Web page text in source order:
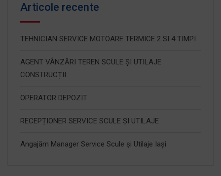
Articole recente
TEHNICIAN SERVICE MOTOARE TERMICE 2 SI 4 TIMPI
AGENT VÂNZĂRI TEREN SCULE ȘI UTILAJE
CONSTRUCȚII
OPERATOR DEPOZIT
RECEPȚIONER SERVICE SCULE ȘI UTILAJE
Angajăm Manager Service Scule și Utilaje Iași